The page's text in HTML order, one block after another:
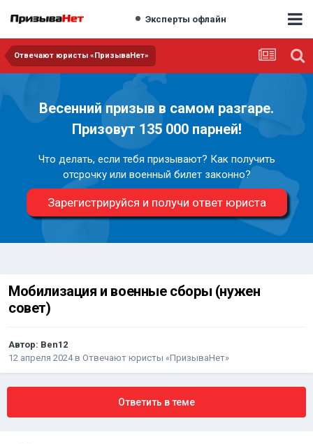
Эксперты офлайн
Отвечают юристы «ПризываНет»
Весенний призыв в самом разгаре.
Призовут 135 000 парней!
Что делать, если тебя призывают? Как получить
отсрочку или военный билет законно?
Зарегистрируйся и получи ответ юриста
Мобилизация и военные сборы (нужен
совет)
Автор: Ben12
12 апреля 2024в Отвечают юристы «ПризываНет»
Ответить в теме